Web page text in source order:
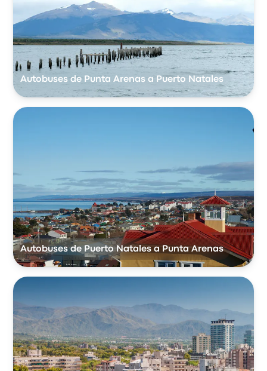
Autobuses de Punta Arenas a Puerto Natales
Autobuses de Puerto Natales a Punta Arenas